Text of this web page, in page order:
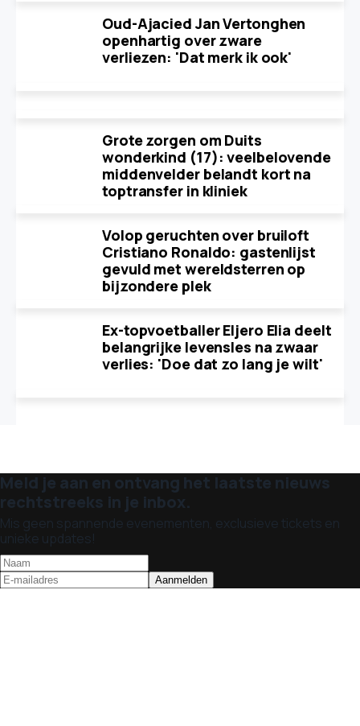
Oud-Ajacied Jan Vertonghen
openhartig over zware
verliezen: 'Dat merk ik ook'
Grote zorgen om Duits
wonderkind (17): veelbelovende
middenvelder belandt kort na
toptransfer in kliniek
Volop geruchten over bruiloft
Cristiano Ronaldo: gastenlijst
gevuld met wereldsterren op
bijzondere plek
Ex-topvoetballer Eljero Elia deelt
belangrijke levensles na zwaar
verlies: 'Doe dat zo lang je wilt'
Meld je aan en ontvang het laatste nieuws
rechtstreeks in je inbox.
Mis geen spannende evenementen, exclusieve tickets en
unieke updates!